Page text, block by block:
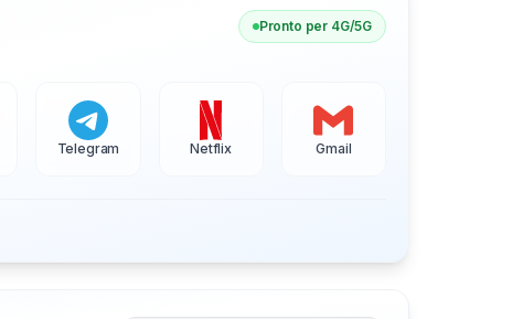
Pronto per 4G/5G
Telegram Netflix Gmail